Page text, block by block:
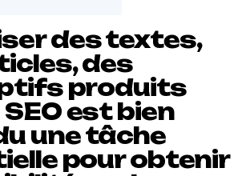
des textes,
des
produits
est bien
une tâche
pour obtenir